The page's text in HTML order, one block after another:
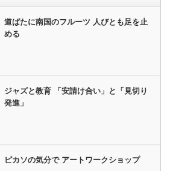
道ばたに南国のフルーツ 人びとも足を止
める
ジャズと教育 「安請け合い」と「見切り
発進」
ピカソの気分で アートワークショップ